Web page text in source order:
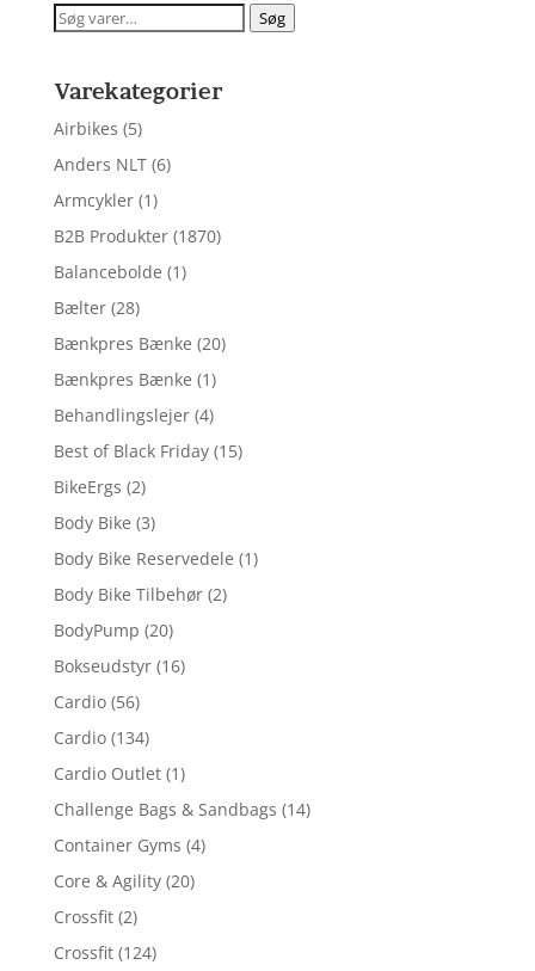
Søg
Søg
Varekategorier
Airbikes (5)
Anders NLT (6)
Armcykler (1)
B2B Produkter (1870)
Balancebolde (1)
Bælter (28)
Bænkpres Bænke (20)
Bænkpres Bænke (1)
Behandlingslejer (4)
Best of Black Friday (15)
BikeErgs (2)
Body Bike (3)
Body Bike Reservedele (1)
Body Bike Tilbehør (2)
BodyPump (20)
Bokseudstyr (16)
Cardio (56)
Cardio (134)
Cardio Outlet (1)
Challenge Bags & Sandbags (14)
Container Gyms (4)
Core & Agility (20)
Crossfit (2)
Crossfit (124)